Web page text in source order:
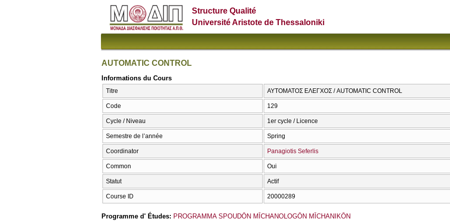
Structure Qualité
Université Aristote de Thessaloniki
AUTOMATIC CONTROL
Informations du Cours
Titre ΑΥΤΟΜΑΤΟΣ ΕΛΕΓΧΟΣ / AUTOMATIC CONTROL
Code 129
Cycle / Niveau 1er cycle / Licence
Semestre de l’année Spring
Coordinator Panagiotis Seferlis
Common Oui
Statut Actif
Course ID 20000289
Programme d' Études: PROGRAMMA SPOUDŌN MĪCΗANOLOGŌN MĪCΗANIKŌN